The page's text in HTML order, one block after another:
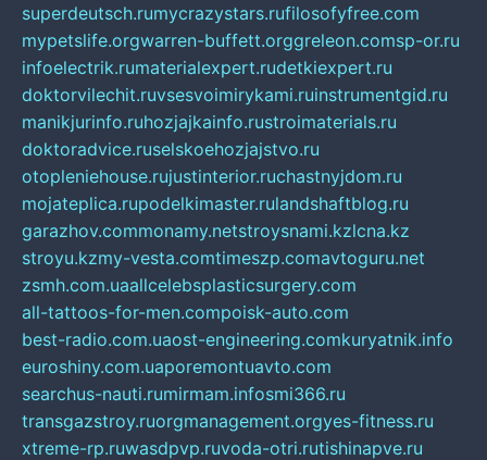
superdeutsch.rumycrazystars.rufilosofyfree.com
mypetslife.orgwarren-buffett.orggreleon.comsp-or.ru
infoelectrik.rumaterialexpert.rudetkiexpert.ru
doktorvilechit.ruvsesvoimirykami.ruinstrumentgid.ru
manikjurinfo.ruhozjajkainfo.rustroimaterials.ru
doktoradvice.ruselskoehozjajstvo.ru
otopleniehouse.rujustinterior.ruchastnyjdom.ru
mojateplica.rupodelkimaster.rulandshaftblog.ru
garazhov.commonamy.netstroysnami.kzlcna.kz
stroyu.kzmy-vesta.comtimeszp.comavtoguru.net
zsmh.com.uaallcelebsplasticsurgery.com
all-tattoos-for-men.compoisk-auto.com
best-radio.com.uaost-engineering.comkuryatnik.info
euroshiny.com.uaporemontuavto.com
searchus-nauti.rumirmam.infosmi366.ru
transgazstroy.ruorgmanagement.orgyes-fitness.ru
xtreme-rp.ruwasdpvp.ruvoda-otri.rutishinapve.ru